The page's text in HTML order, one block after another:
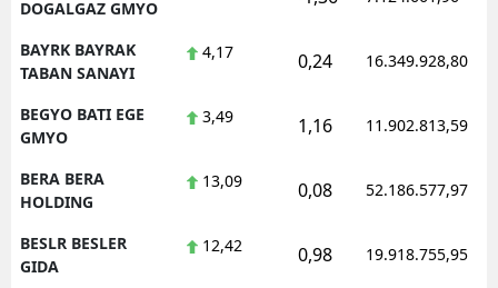
DOGALGAZ GMYO
BAYRK BAYRAK
TABAN SANAYI
4,17 0,24 16.349.928,80
BEGYO BATI EGE
GMYO
3,49 1,16 11.902.813,59
BERA BERA
HOLDING
13,09 0,08 52.186.577,97
BESLR BESLER
GIDA
12,42 0,98 19.918.755,95